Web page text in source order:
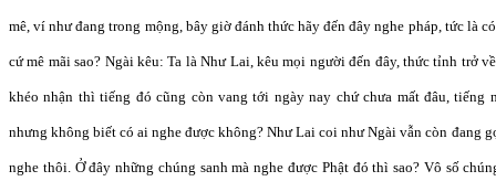
mê, ví như đang trong mộng, bây giờ đánh thức hãy đến đây nghe pháp, tức là
cứ mê mãi sao? Ngài kêu: Ta là Như Lai, kêu mọi người đến đây, thức tỉnh trở
khéo nhận thì tiếng đó cũng còn vang tới ngày nay chứ chưa mất đâu, tiếng
nhưng không biết có ai nghe được không? Như Lai coi như Ngài vẫn còn đang
nghe thôi. Ở đây những chúng sanh mà nghe được Phật đó thì sao? Vô số